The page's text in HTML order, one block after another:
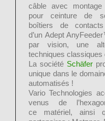
câble avec
pour ceinture de
boîtiers de
d’un Adept
par vision, une
techniques classiques
La société Schäfer
unique dans le
automatisés !
Vario Technologies
venus de
ce matériel, ainsi